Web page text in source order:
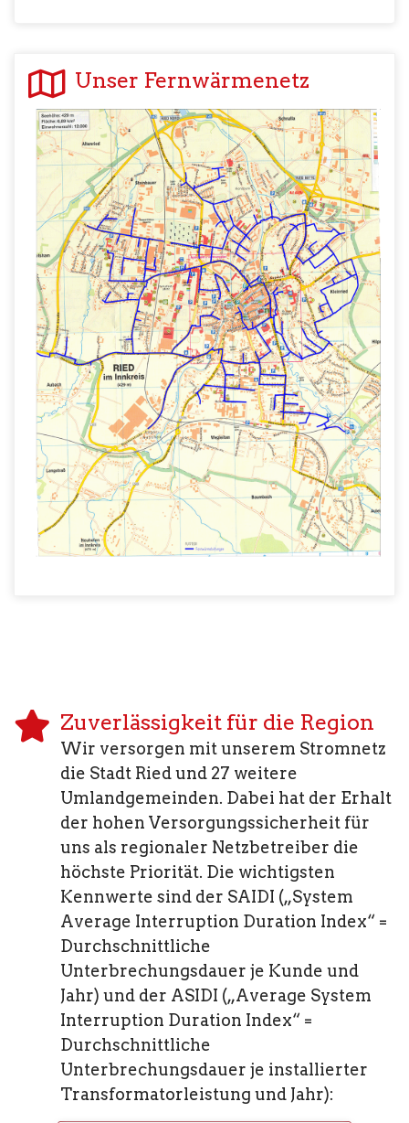
Unser Fernwärmenetz
Zuverlässigkeit für die Region
Wir versorgen mit unserem Stromnetz
die Stadt Ried und 27 weitere
Umlandgemeinden. Dabei hat der Erhalt
der hohen Versorgungssicherheit für
uns als regionaler Netzbetreiber die
höchste Priorität. Die wichtigsten
Kennwerte sind der SAIDI („System
Average Interruption Duration Index“ =
Durchschnittliche
Unterbrechungsdauer je Kunde und
Jahr) und der ASIDI („Average System
Interruption Duration Index“ =
Durchschnittliche
Unterbrechungsdauer je installierter
Transformatorleistung und Jahr):